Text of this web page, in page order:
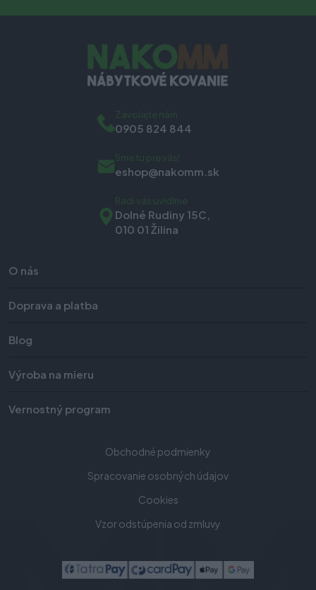
O nás
Doprava a platba
Blog
Výroba na mieru
Vernostný program
Obchodné podmienky
Spracovanie osobných údajov
Cookies
Vzor odstúpenia od zmluvy
Zavolajte nám
0905 824 844
Sme tu pre vás!
eshop@nakomm.sk
Radi vás uvidíme
Dolné Rudiny 15C,
010 01 Žilina